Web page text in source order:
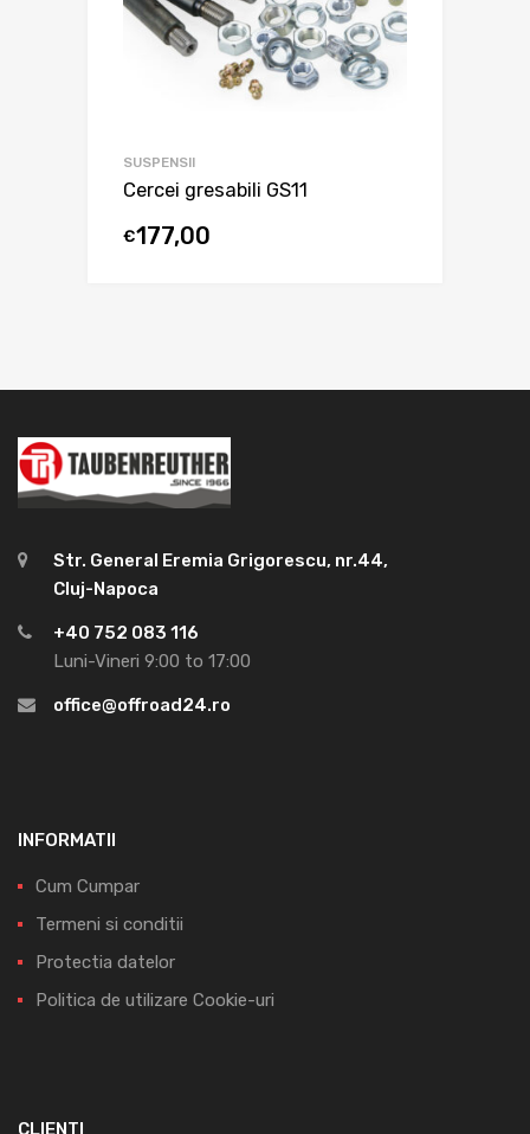
SUSPENSII
Cercei gresabili GS11
€177,00
Str. General Eremia Grigorescu, nr.44,
Cluj-Napoca
+40 752 083 116
Luni-Vineri 9:00 to 17:00
office@offroad24.ro
INFORMATII
Cum Cumpar
Termeni si conditii
Protectia datelor
Politica de utilizare Cookie-uri
CLIENTI